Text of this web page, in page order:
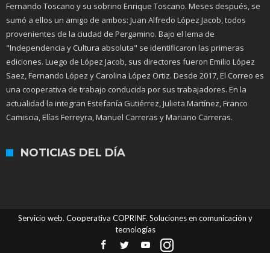
Fernando Toscano y su sobrino Enrique Toscano. Meses después, se
sumó a ellos un amigo de ambos: Juan Alfredo López Jacob, todos
provenientes de la ciudad de Pergamino. Bajo el lema de
"Independencia y Cultura absoluta" se identificaron las primeras
ediciones. Luego de López Jacob, sus directores fueron Emilio López
Saez, Fernando López y Carolina López Ortiz. Desde 2017, El Correo es
una cooperativa de trabajo conducida por sus trabajadores. En la
actualidad la integran Estefanía Gutiérrez, Julieta Martínez, Franco
Camiscia, Elías Ferreyra, Manuel Carreras y Mariano Carreras.
NOTICIAS DEL DÍA
Servicio web. Cooperativa COPRINF. Soluciones en comunicación y
tecnologías